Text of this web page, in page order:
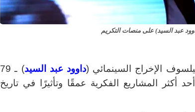
عبد السيد) على منصات التكريم
الإخراج السينمائي (داوود عبد السيد
) ـ 79
أكثر المشاريع الفكرية عمقًا وتأثيرًا في تاريخ